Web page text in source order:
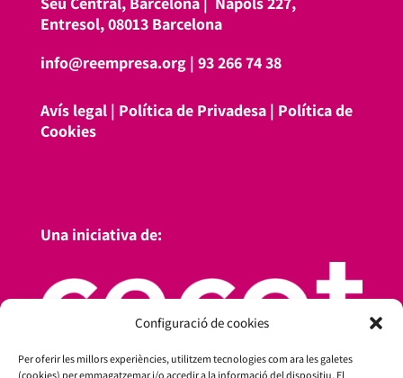
Configuració de cookies
Per oferir les millors experiències, utilitzem tecnologies com ara les galetes
(cookies) per emmagatzemar i/o accedir a la informació del dispositiu. El
Entresol, 08013 Barcelona
info@reempresa.org| 93 266 74 38
Avís legal| Política de Privadesa| Política de
Cookies
Una iniciativa de: